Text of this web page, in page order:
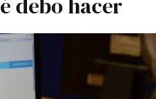
debo hacer